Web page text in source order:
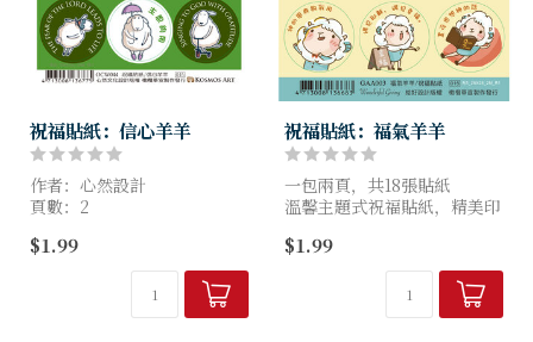
祝福貼紙：信心羊羊
作者：心然設計
頁數：2
$1.99
祝福貼紙：福氣羊羊
一包兩頁，共18張貼紙
溫馨主題式祝福貼紙，精美印
童趣彩繪、可愛動物、溫馨小
羊多種風格可選，
裝飾、禮物包裝兩相宜。
$1.99